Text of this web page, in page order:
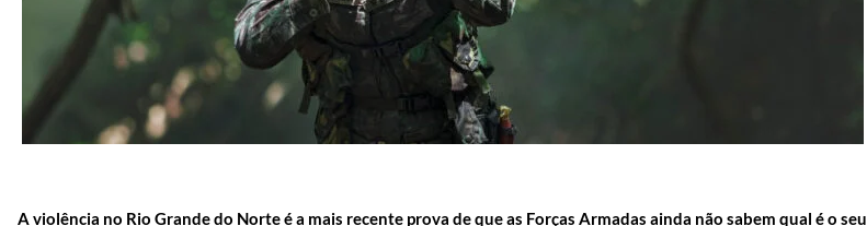
A violência no Rio Grande do Norte é a mais recente prova de que as Forças Armadas ainda não sabem qual é o seu